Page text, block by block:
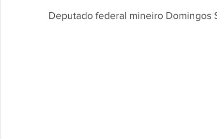
Deputado federal mineiro Domingos